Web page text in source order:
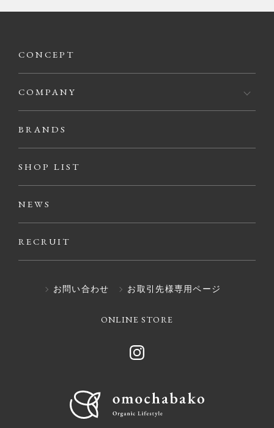
CONCEPT
COMPANY
BRANDS
SHOP LIST
NEWS
RECRUIT
お問い合わせ お取引先様専用ページ
ONLINE STORE